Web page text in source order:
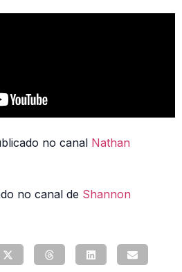
no canal Nathan
no canal de Shannon